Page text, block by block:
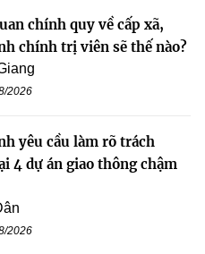
chính quy về cấp xã,
chính trị viên sẽ thế nào?
2026
yêu cầu làm rõ trách
4 dự án giao thông chậm
2026